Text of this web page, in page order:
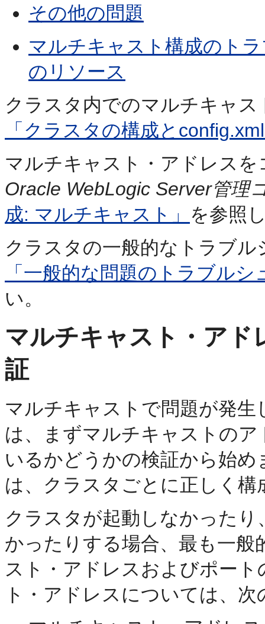
その他の問題
マルチキャスト構成のト
のリソース
クラスタ内でのマルチキャ
「クラスタの構成と
マルチキャスト・アドレス
Oracle WebLogic Server管理
成: マルチキャスト」 を参照
クラスタの一般的なトラブ
「一般的な問題のトラブル
い。
マルチキャスト・アド
証
マルチキャストで問題が発
は、まずマルチキャストの
いるかどうかの検証から始
は、クラスタごとに正しく
クラスタが起動しなかった
かったりする場合、最も一
スト・アドレスおよびポー
ト・アドレスについては、